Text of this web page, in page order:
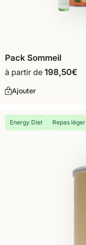
Pack Sommeil
à partir de 198,50€
Ajouter
Energy Diet Repas léger